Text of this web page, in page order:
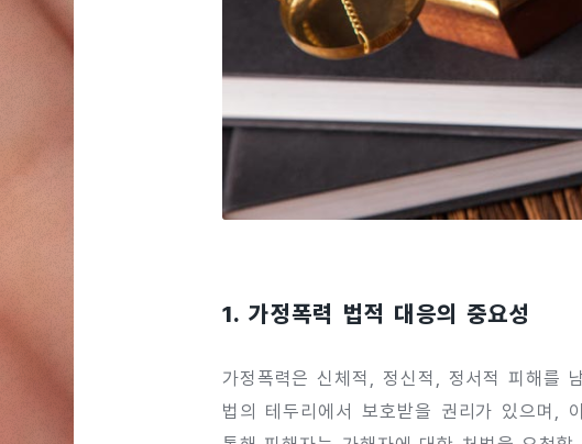
1. 가정폭력 법적 대응의 중요성
가정폭력은 신체적, 정신적, 정서적 피해를
법의 테두리에서 보호받을 권리가 있으며,